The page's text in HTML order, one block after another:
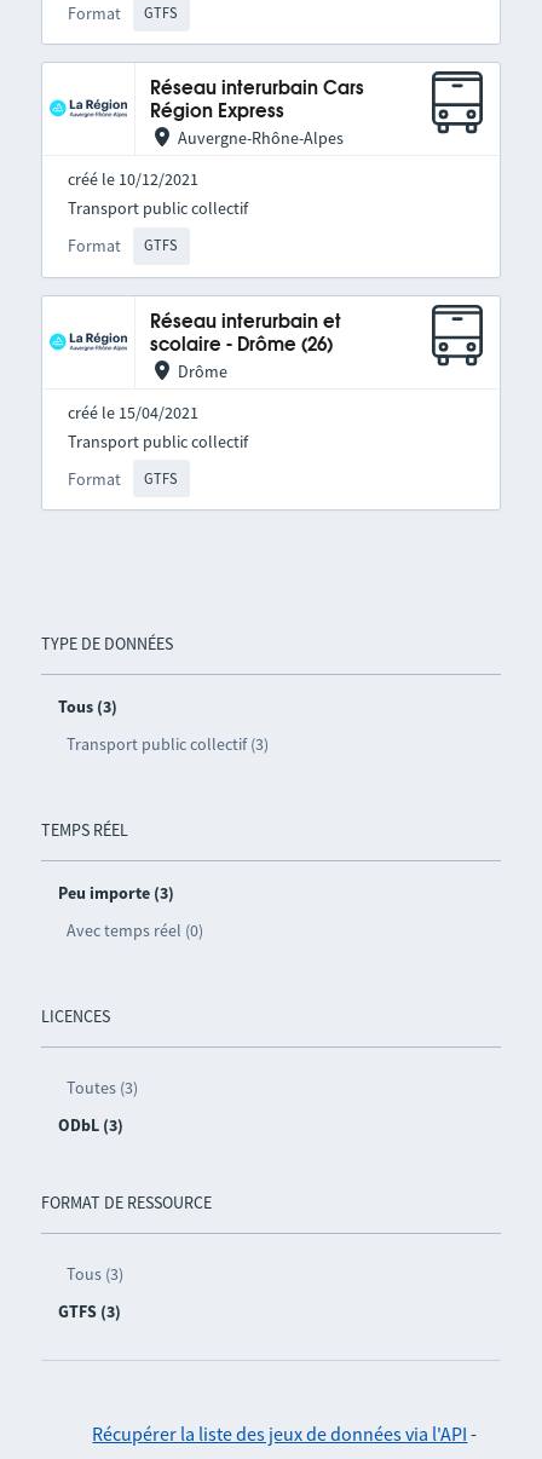
TYPE DE DONNÉES
Tous (3)
Transport public collectif (3)
TEMPS RÉEL
Peu importe (3)
Avec temps réel (0)
LICENCES
Toutes (3)
ODbL (3)
FORMAT DE RESSOURCE
Tous (3)
GTFS (3)
Format GTFS
Réseau interurbain Cars
Région Express
Auvergne-Rhône-Alpes
créé le 10/12/2021
Format GTFS
Transport public collectif
Réseau interurbain et
scolaire - Drôme (26)
Drôme
créé le 15/04/2021
Format GTFS
Transport public collectif
Récupérer la liste des jeux de données via l'API -